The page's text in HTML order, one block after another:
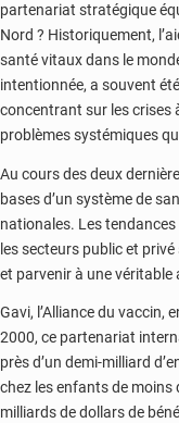
partenariat stratégique
Nord ? Historiquement,
santé vitaux dans le
intentionnée, a souvent
concentrant sur les crises
problèmes systémiques
Au cours des deux
bases d’un système de
nationales. Les
les secteurs public et
et parvenir à une
Gavi, l’Alliance du vaccin,
2000, ce partenariat
près d’un demi-milliard
chez les enfants de moins
milliards de dollars de